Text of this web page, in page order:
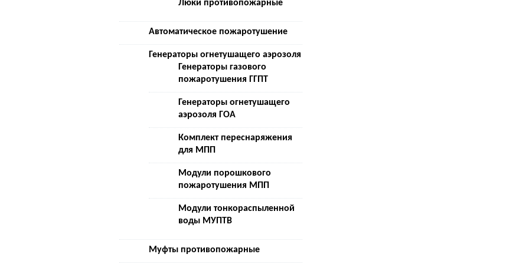
Люки противопожарные
Автоматическое пожаротушение
Генераторы огнетушащего аэрозоля
Генераторы газового
пожаротушения ГГПТ
Генераторы огнетушащего
аэрозоля ГОА
Комплект переснаряжения
для МПП
Модули порошкового
пожаротушения МПП
Модули тонкораспыленной
воды МУПТВ
Муфты противопожарные